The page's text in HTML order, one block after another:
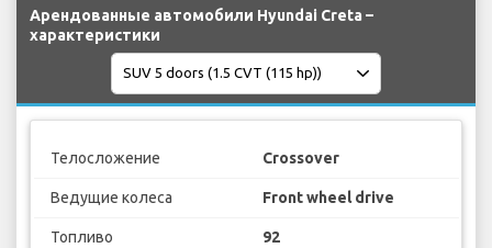
Арендованные автомобили Hyundai Creta –
характеристики
Телосложение Crossover
Ведущие колеса Front wheel drive
Топливо 92